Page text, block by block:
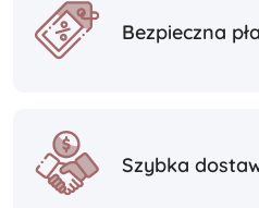
Bezpieczna
Szybka